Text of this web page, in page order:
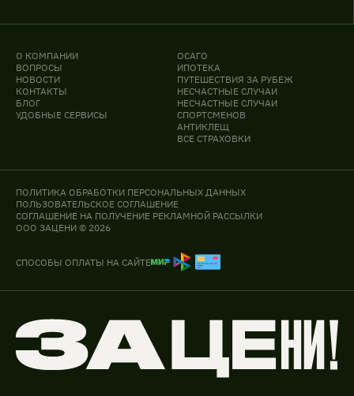
О КОМПАНИИ
ВОПРОСЫ
НОВОСТИ
КОНТАКТЫ
БЛОГ
УДОБНЫЕ СЕРВИСЫ
ОСАГО
ИПОТЕКА
ПУТЕШЕСТВИЯ ЗА РУБЕЖ
НЕСЧАСТНЫЕ СЛУЧАИ
НЕСЧАСТНЫЕ СЛУЧАИ
СПОРТСМЕНОВ
АНТИКЛЕЩ
ВСЕ СТРАХОВКИ
ПОЛИТИКА ОБРАБОТКИ ПЕРСОНАЛЬНЫХ ДАННЫХ
ПОЛЬЗОВАТЕЛЬСКОЕ СОГЛАШЕНИЕ
СОГЛАШЕНИЕ НА ПОЛУЧЕНИЕ РЕКЛАМНОЙ РАССЫЛКИ
ООО ЗАЦЕНИ © 2026
СПОСОБЫ ОПЛАТЫ НА САЙТЕ